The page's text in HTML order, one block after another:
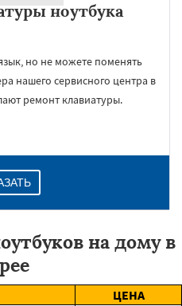
ноутбука
но не можете поменять
нашего сервисного центра в
ремонт клавиатуры.
на дому в
ЦЕНА